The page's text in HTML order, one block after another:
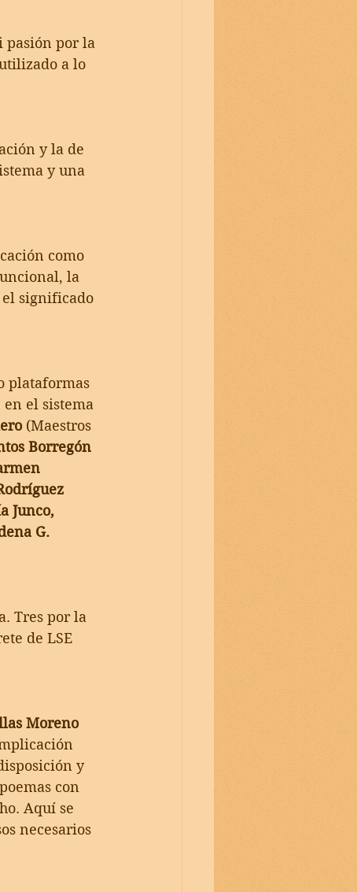
pasión por la
a lo
y la de
y una
como
la
el significado
plataformas
el sistema
(Maestros
Borregón
Junco,
G.
Tres por la
de LSE
Moreno
y
con
Aquí se
necesarios